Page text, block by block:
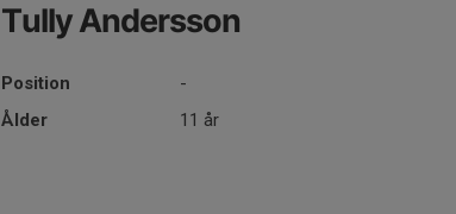
Tully Andersson
Position
-
Ålder
11 år